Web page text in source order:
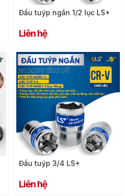
Đầu tuýp ngắn 1/2 lục LS+
Liên hệ
Đầu tuýp 3/4 LS+
Liên hệ